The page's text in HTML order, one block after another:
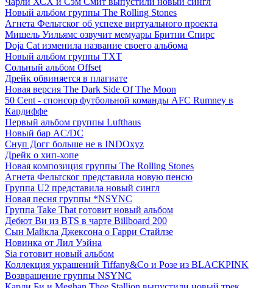
Новый альбом группы The Rolling Stones
Агнета Фельтског об успехе виртуального проекта
Мишель Уильямс озвучит мемуары Бритни Спирс
Doja Cat изменила название своего альбома
Новый альбом группы TXT
Сольный альбом Offset
Дрейк обвиняется в плагиате
Новая версия The Dark Side Of The Moon
50 Cent - спонсор футбольной команды AFC Rumney в
Кардиффе
Первый альбом группы Lufthaus
Новый бар AC/DC
Снуп Догг больше не в INDOxyz
Дрейк о хип-хопе
Новая композиция группы The Rolling Stones
Агнета Фельтског представила новую пенсю
Группа U2 представила новый сингл
Новая песня группы *NSYNC
Группа Take That готовит новый альбом
Дебют Ви из BTS в чарте Billboard 200
Сын Майкла Джексона о Гарри Стайлзе
Новинка от Лил Уэйна
Sia готовит новый альбом
Коллекция украшений Tiffany&Co и Розе из BLACKPINK
Возвращение группы NSYNC